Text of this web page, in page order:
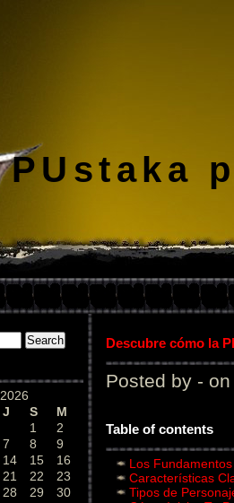
PUstaka
J S
M
1
2
7 8
9
14 15
16
21 22
23
28 29
30
Descubre cómo la
Posted by - on
Table of contents
Los
Características
Tipos de